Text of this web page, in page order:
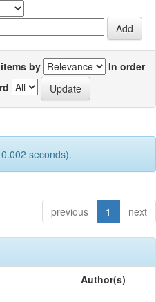
by
In order
seconds).
previous 1 next
Author(s)